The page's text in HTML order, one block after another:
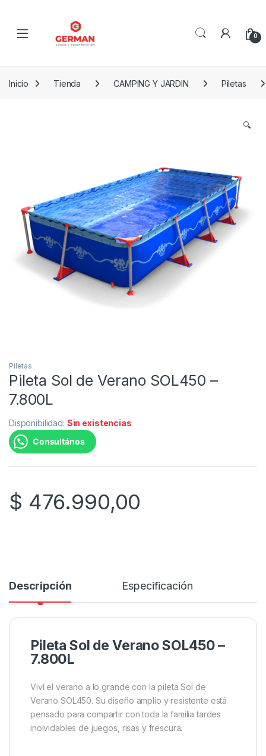
0
Inicio Tienda CAMPING Y JARDIN Piletas
🔍
Piletas
Pileta Sol de Verano SOL450 –
7.800L
Disponibilidad: Sin existencias
Consultános
$ 476.990,00
Descripción Especificación
Pileta Sol de Verano SOL450 –
7.800L
Viví el verano a lo grande con la pileta Sol de
Verano SOL450. Su diseño amplio y resistente está
pensado para compartir con toda la familia tardes
inolvidables de juegos, risas y frescura.